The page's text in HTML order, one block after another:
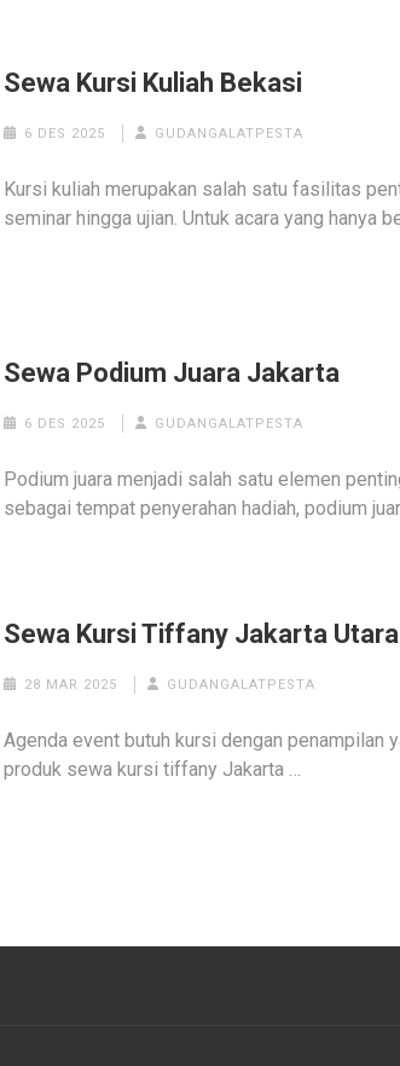
Sewa Kursi Kuliah Bekasi
6 DES 2025 GUDANGALATPESTA
Kursi kuliah merupakan salah satu fasilitas
seminar hingga ujian. Untuk acara yang hanya
Sewa Podium Juara Jakarta
6 DES 2025 GUDANGALATPESTA
Podium juara menjadi salah satu elemen
sebagai tempat penyerahan hadiah, podium
Sewa Kursi Tiffany Jakarta Utara
28 MAR 2025 GUDANGALATPESTA
Agenda event butuh kursi dengan penampilan
produk sewa kursi tiffany Jakarta …